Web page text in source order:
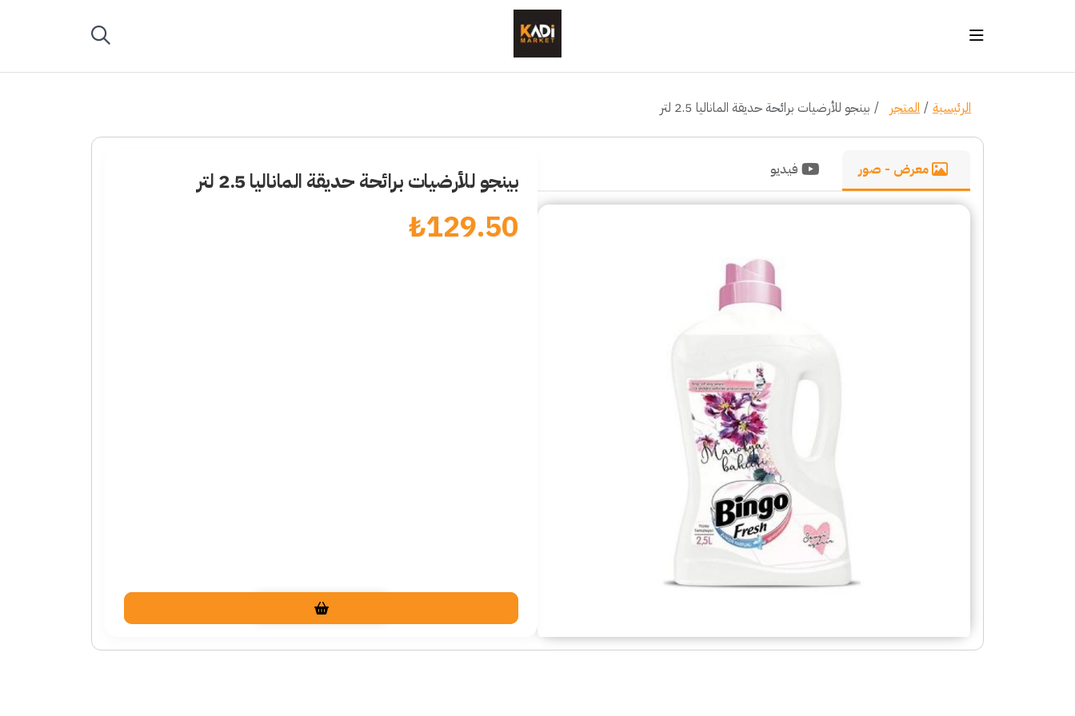
الرئيسية المتجر بينجو للأرضيات برائحة حديقة الماناليا 2.5 لتر
معرض - صور فيديو بينجو للأرضيات برائحة حديقة الماناليا 2.5 لتر
129.50
₺